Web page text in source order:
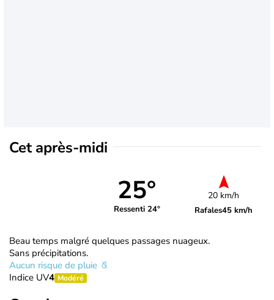
Cet après-midi
25°
Ressenti 24°
20 km/h
Rafales45 km/h
Beau temps malgré quelques passages nuageux.
Sans précipitations.
Aucun risque de pluie
Indice UV4 Modéré